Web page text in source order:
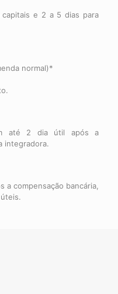
e 2 a 5 dias para
normal)*
até 2 dia útil após a
integradora.
a compensação bancária,